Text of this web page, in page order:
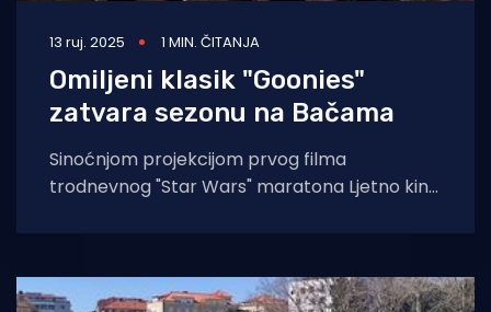
13 ruj. 2025 1 MIN. ČITANJA
Omiljeni klasik "Goonies"
zatvara sezonu na Bačama
Sinoćnjom projekcijom prvog filma
trodnevnog "Star Wars" maratona Ljetno kino